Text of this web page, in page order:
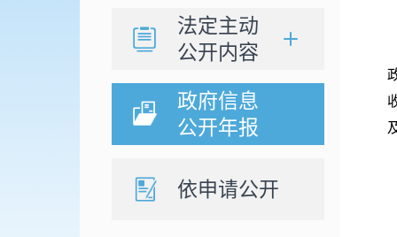
法定主动
公开内容
政府信息
公开年报
依申请公开